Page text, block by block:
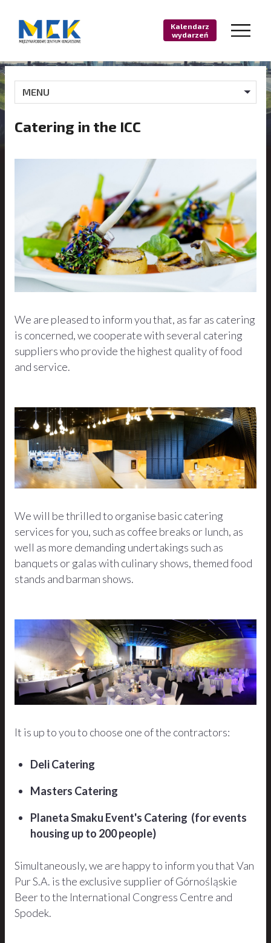
Kalendarz
wydarzeń
MENU
Catering in the ICC
We are pleased to inform you that, as far as catering
is concerned, we cooperate with several catering
suppliers who provide the highest quality of food
and service.
We will be thrilled to organise basic catering
services for you, such as coffee breaks or lunch, as
well as more demanding undertakings such as
banquets or galas with culinary shows, themed food
stands and barman shows.
It is up to you to choose one of the contractors:
Deli Catering
Masters Catering
Planeta Smaku Event's Catering (for events
housing up to 200 people)
Simultaneously, we are happy to inform you that Van
Pur S.A. is the exclusive supplier of Górnośląskie
Beer to the International Congress Centre and
Spodek.